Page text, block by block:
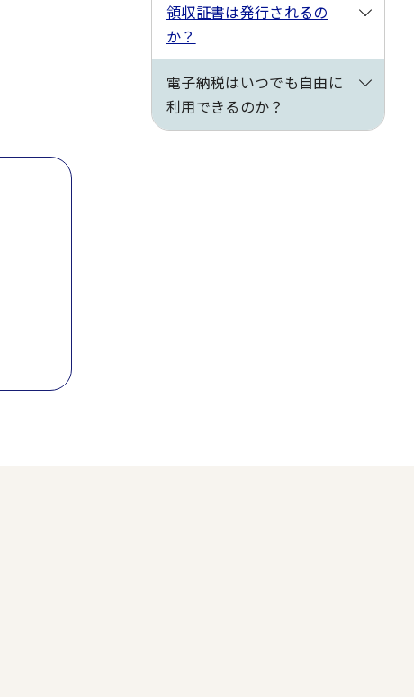
領収証書は発行されるの
か？
電子納税はいつでも自由に
利用できるのか？